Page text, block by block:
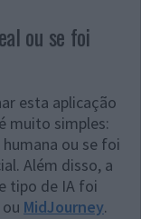
ou se foi
esta aplicação
muito simples:
ou se foi
Além disso, a
tipo de IA foi
ou MidJourney.